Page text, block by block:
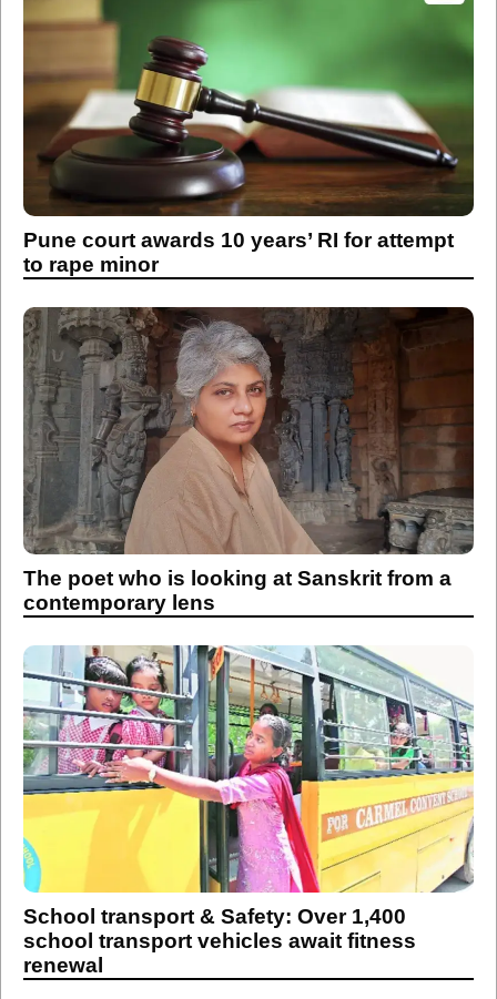
Pune court awards 10 years’ RI for attempt
to rape minor
The poet who is looking at Sanskrit from a
contemporary lens
School transport & Safety: Over 1,400
school transport vehicles await fitness
renewal